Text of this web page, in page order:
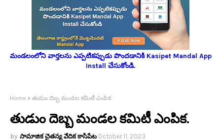
మండలంలోని వార్తలను ఎప్పటికప్పుడు పొందడానికి Kasipet Mandal App
Install చేసుకోండి.
Home తుడుం దెబ్బ మండల కమిటీ ఎంపిక.
తుడుం దెబ్బ మండల కమిటీ ఎంపిక.
సామాజిక చైతన్య వేదిక కాసిపేట October 11, 2023